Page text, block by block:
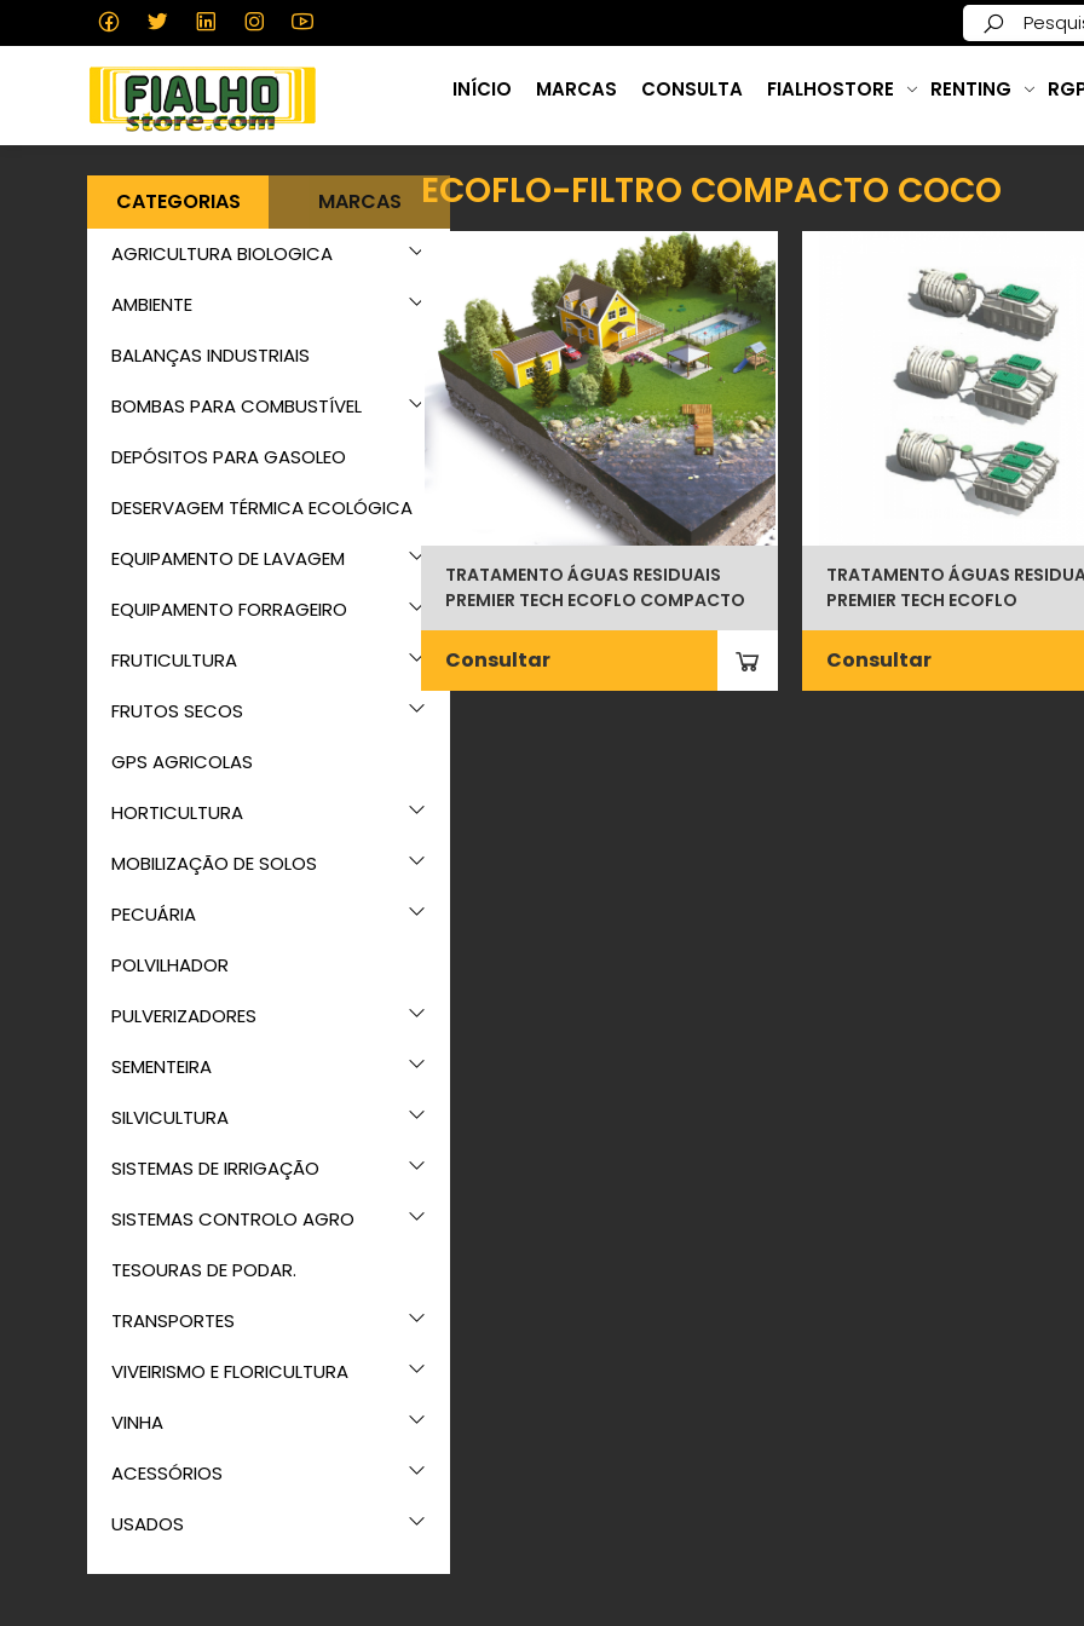
INÍCIO MARCAS CONSULTA FIALHOSTORE RENTING
CATEGORIAS MARCAS
AGRICULTURA BIOLOGICA
AMBIENTE
BALANÇAS INDUSTRIAIS
BOMBAS PARA COMBUSTÍVEL
DEPÓSITOS PARA GASOLEO
DESERVAGEM TÉRMICA ECOLÓGICA
EQUIPAMENTO DE LAVAGEM
EQUIPAMENTO FORRAGEIRO
FRUTICULTURA
FRUTOS SECOS
GPS AGRICOLAS
HORTICULTURA
MOBILIZAÇÃO DE SOLOS
PECUÁRIA
POLVILHADOR
PULVERIZADORES
SEMENTEIRA
SILVICULTURA
SISTEMAS DE IRRIGAÇÃO
SISTEMAS CONTROLO AGRO
TESOURAS DE PODAR.
TRANSPORTES
VIVEIRISMO E FLORICULTURA
VINHA
ACESSÓRIOS
USADOS
ECOFLO-FILTRO COMPACTO COCO
TRATAMENTO ÁGUAS RESIDUAIS
PREMIER TECH ECOFLO COMPACTO
Consultar
TRATAMENTO ÁGUAS
PREMIER TECH ECOFLO
Consultar